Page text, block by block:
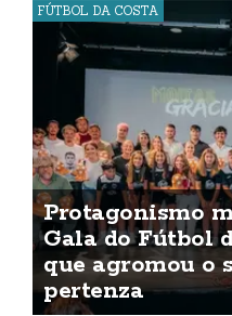
FÚTBOL DA COSTA
Protagonismo
Gala do Fútbol
que agromou o
pertenza